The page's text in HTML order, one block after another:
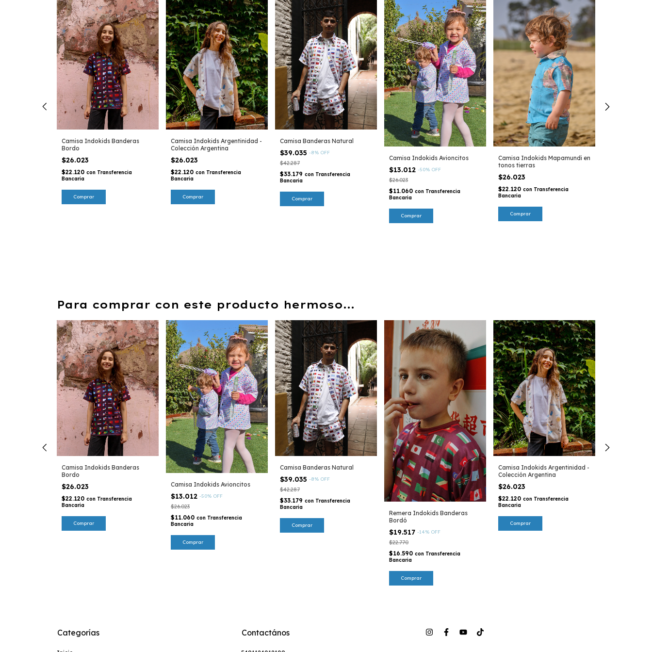
Camisa Indokids Banderas
Bordo
$26.023
$22.120 con Transferencia
Bancaria
Comprar
Camisa Indokids Argentinidad -
Colección Argentina
$26.023
$22.120 con Transferencia
Bancaria
Comprar
Camisa Banderas Natural
$39.035 -8% OFF
$42.287
$33.179 con Transferencia
Bancaria
Comprar
Camisa Indokids Avioncitos
$13.012 -50% OFF
$26.023
$11.060 con Transferencia
Bancaria
Comprar
Camisa Indokids Mapamundi en
tonos tierras
$26.023
$22.120 con Transferencia
Bancaria
Comprar
Para comprar con este producto hermoso...
Camisa Indokids Banderas
Bordo
$26.023
$22.120 con Transferencia
Bancaria
Comprar
Camisa Indokids Avioncitos
$13.012 -50% OFF
$26.023
$11.060 con Transferencia
Bancaria
Comprar
Camisa Banderas Natural
$39.035 -8% OFF
$42.287
$33.179 con Transferencia
Bancaria
Comprar
Remera Indokids Banderas
Bordó
$19.517 -14% OFF
$22.770
$16.590 con Transferencia
Bancaria
Comprar
Camisa Indokids Argentinidad -
Colección Argentina
$26.023
$22.120 con Transferencia
Bancaria
Comprar
Categorías Contactános